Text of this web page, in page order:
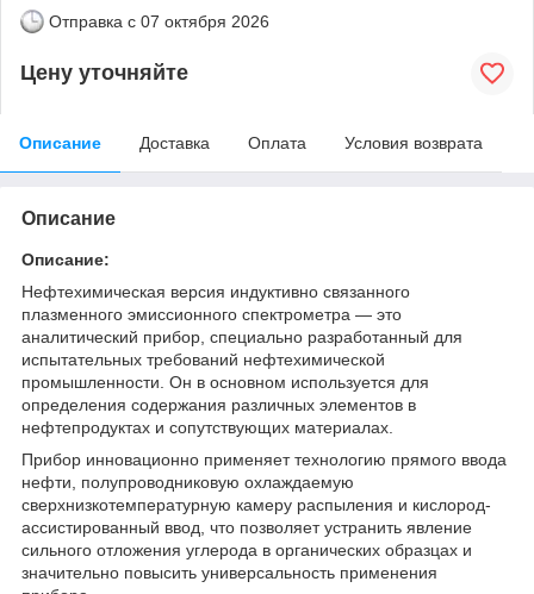
Отправка с 07 октября 2026
Цену уточняйте
Описание Доставка Оплата Условия возврата
Описание
Описание:
Нефтехимическая версия индуктивно связанного
плазменного эмиссионного спектрометра — это
аналитический прибор, специально разработанный для
испытательных требований нефтехимической
промышленности. Он в основном используется для
определения содержания различных элементов в
нефтепродуктах и сопутствующих материалах.
Прибор инновационно применяет технологию прямого ввода
нефти, полупроводниковую охлаждаемую
сверхнизкотемпературную камеру распыления и кислород-
ассистированный ввод, что позволяет устранить явление
сильного отложения углерода в органических образцах и
значительно повысить универсальность применения